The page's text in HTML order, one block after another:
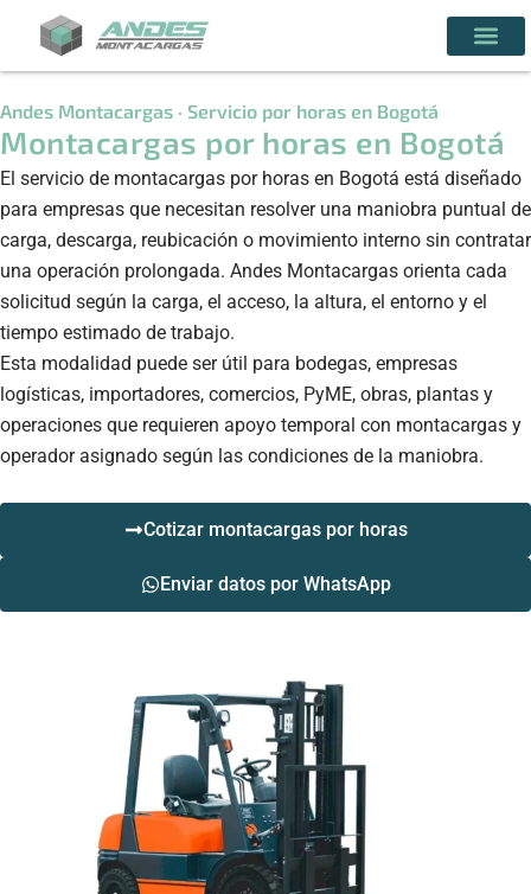
Andes Montacargas · Servicio por horas en Bogotá
Montacargas por horas en Bogotá
El servicio de montacargas por horas en Bogotá está diseñado
para empresas que necesitan resolver una maniobra puntual de
carga, descarga, reubicación o movimiento interno sin contratar
una operación prolongada. Andes Montacargas orienta cada
solicitud según la carga, el acceso, la altura, el entorno y el
tiempo estimado de trabajo.
Esta modalidad puede ser útil para bodegas, empresas
logísticas, importadores, comercios, PyME, obras, plantas y
operaciones que requieren apoyo temporal con montacargas y
operador asignado según las condiciones de la maniobra.
Cotizar montacargas por horas
Enviar datos por WhatsApp